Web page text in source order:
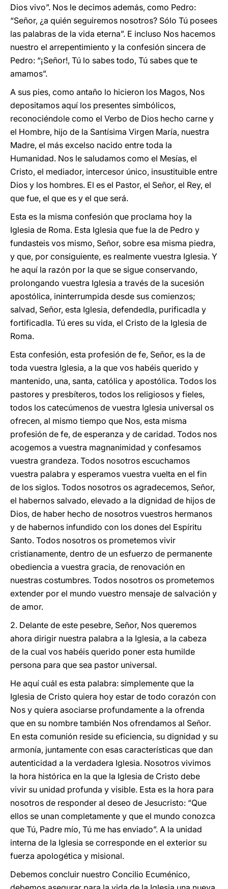
Dios vivo”. Nos le decimos además, como Pedro:
“Señor, ¿a quién seguiremos nosotros? Sólo Tú posees
las palabras de la vida eterna”. E incluso Nos hacemos
nuestro el arrepentimiento y la confesión sincera de
Pedro: “¡Señor!, Tú lo sabes todo, Tú sabes que te
amamos”.
A sus pies, como antaño lo hicieron los Magos, Nos
depositamos aquí los presentes simbólicos,
reconociéndole como el Verbo de Dios hecho carne y
el Hombre, hijo de la Santísima Virgen María, nuestra
Madre, el más excelso nacido entre toda la
Humanidad. Nos le saludamos como el Mesías, el
Cristo, el mediador, intercesor único, insustituible entre
Dios y los hombres. El es el Pastor, el Señor, el Rey, el
que fue, el que es y el que será.
Esta es la misma confesión que proclama hoy la
Iglesia de Roma. Esta Iglesia que fue la de Pedro y
fundasteis vos mismo, Señor, sobre esa misma piedra,
y que, por consiguiente, es realmente vuestra Iglesia. Y
he aquí la razón por la que se sigue conservando,
prolongando vuestra Iglesia a través de la sucesión
apostólica, ininterrumpida desde sus comienzos;
salvad, Señor, esta Iglesia, defendedla, purificadla y
fortificadla. Tú eres su vida, el Cristo de la Iglesia de
Roma.
Esta confesión, esta profesión de fe, Señor, es la de
toda vuestra Iglesia, a la que vos habéis querido y
mantenido, una, santa, católica y apostólica. Todos los
pastores y presbíteros, todos los religiosos y fieles,
todos los catecúmenos de vuestra Iglesia universal os
ofrecen, al mismo tiempo que Nos, esta misma
profesión de fe, de esperanza y de caridad. Todos nos
acogemos a vuestra magnanimidad y confesamos
vuestra grandeza. Todos nosotros escuchamos
vuestra palabra y esperamos vuestra vuelta en el fin
de los siglos. Todos nosotros os agradecemos, Señor,
el habernos salvado, elevado a la dignidad de hijos de
Dios, de haber hecho de nosotros vuestros hermanos
y de habernos infundido con los dones del Espíritu
Santo. Todos nosotros os prometemos vivir
cristianamente, dentro de un esfuerzo de permanente
obediencia a vuestra gracia, de renovación en
nuestras costumbres. Todos nosotros os prometemos
extender por el mundo vuestro mensaje de salvación y
de amor.
2. Delante de este pesebre, Señor, Nos queremos
ahora dirigir nuestra palabra a la Iglesia, a la cabeza
de la cual vos habéis querido poner esta humilde
persona para que sea pastor universal.
He aquí cuál es esta palabra: simplemente que la
Iglesia de Cristo quiera hoy estar de todo corazón con
Nos y quiera asociarse profundamente a la ofrenda
que en su nombre también Nos ofrendamos al Señor.
En esta comunión reside su eficiencia, su dignidad y su
armonía, juntamente con esas características que dan
autenticidad a la verdadera Iglesia. Nosotros vivimos
la hora histórica en la que la Iglesia de Cristo debe
vivir su unidad profunda y visible. Esta es la hora para
nosotros de responder al deseo de Jesucristo: “Que
ellos se unan completamente y que el mundo conozca
que Tú, Padre mío, Tú me has enviado”. A la unidad
interna de la Iglesia se corresponde en el exterior su
fuerza apologética y misional.
Debemos concluir nuestro Concilio Ecuménico,